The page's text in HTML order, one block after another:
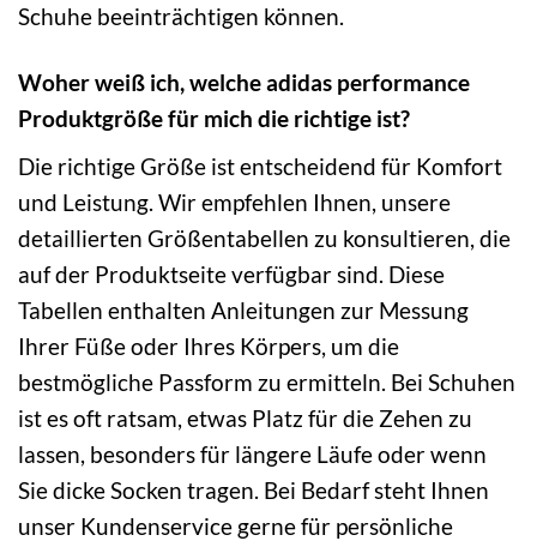
Schuhe beeinträchtigen können.
Woher weiß ich, welche adidas performance
Produktgröße für mich die richtige ist?
Die richtige Größe ist entscheidend für Komfort
und Leistung. Wir empfehlen Ihnen, unsere
detaillierten Größentabellen zu konsultieren, die
auf der Produktseite verfügbar sind. Diese
Tabellen enthalten Anleitungen zur Messung
Ihrer Füße oder Ihres Körpers, um die
bestmögliche Passform zu ermitteln. Bei Schuhen
ist es oft ratsam, etwas Platz für die Zehen zu
lassen, besonders für längere Läufe oder wenn
Sie dicke Socken tragen. Bei Bedarf steht Ihnen
unser Kundenservice gerne für persönliche